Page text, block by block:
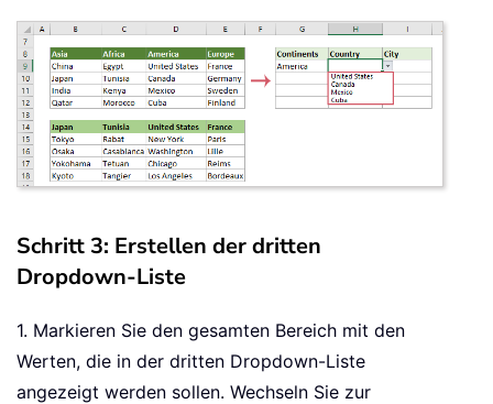
Schritt 3: Erstellen der dritten
Dropdown-Liste
1. Markieren Sie den gesamten Bereich mit den
Werten, die in der dritten Dropdown-Liste
angezeigt werden sollen. Wechseln Sie zur